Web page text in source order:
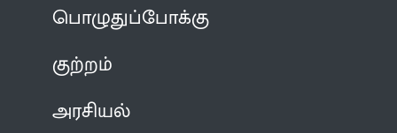
பொழுதுப்போக்கு
குற்றம்
அரசியல்